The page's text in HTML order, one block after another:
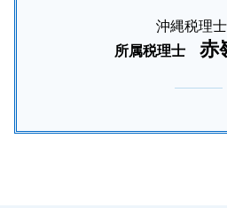
沖縄税理
所属税理士
赤